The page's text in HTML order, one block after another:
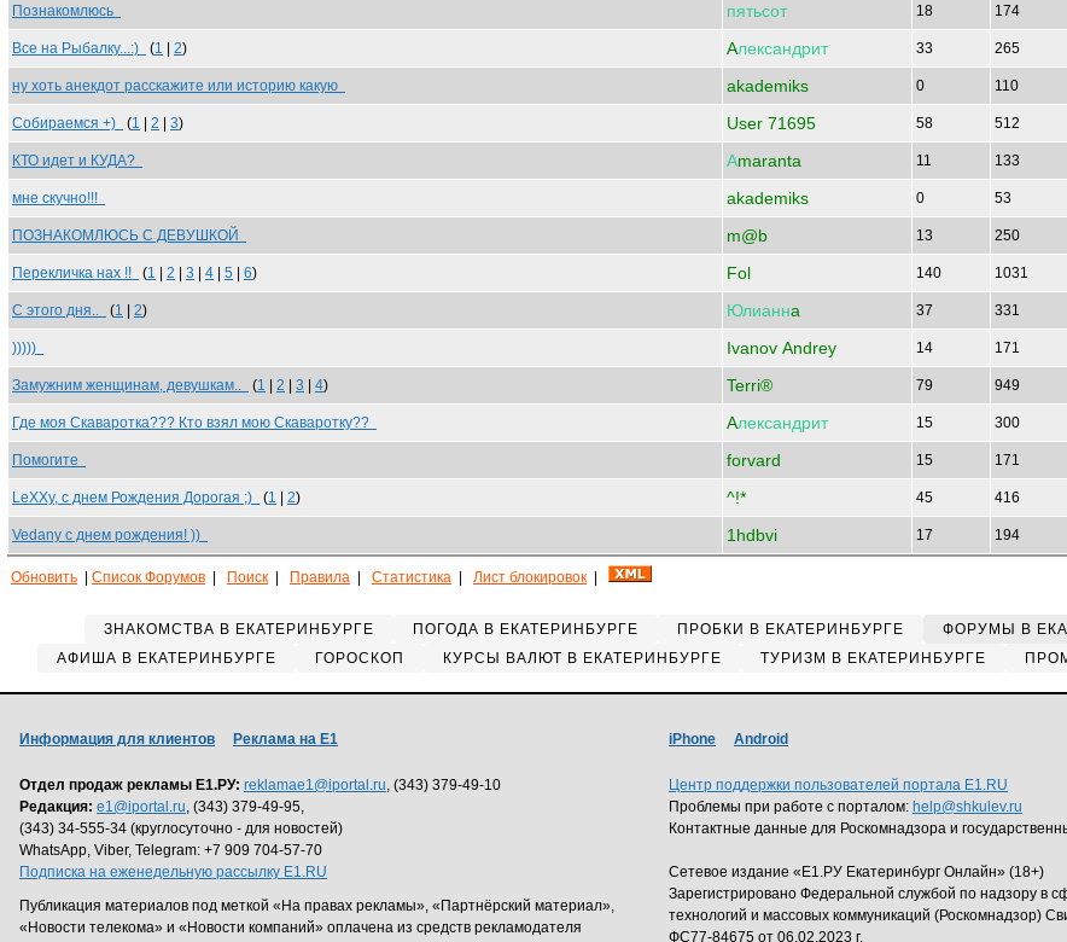
Познакомлюсь пятьсот 18 174
Все на Рыбалку...:) (1 2) Aлександрит 33 265
ну хоть анекдот расскажите или историю какую akademiks 0 110
Собираемся +) (1 2 3) User 71695 58 512
КТО идет и КУДА? Аmaranta 11 133
мне скучно!!! akademiks 0 53
ПОЗНАКОМЛЮСЬ С ДЕВУШКОЙ m@b 13 250
Перекличка нах !! (1 2 3 4 5 6) Fol 140 1031
С этого дня.. (1 2) Юлианнa 37 331
))))) Ivanov Andrey 14 171
Замужним женщинам, девушкам.. (1 2 3 4) Terri® 79 949
Где моя Скаваротка??? Кто взял мою Скаваротку?? Aлександрит 15 300
Помогите forvard 15 171
LeXXy, с днем Рождения Дорогая ;) (1 2) ^!* 45 416
Vedany с днем рождения! )) 1hdbvi 17 194
Обновить Список Форумов Поиск Правила Статистика Лист блокировок
ЗНАКОМСТВА В ЕКАТЕРИНБУРГЕ ПОГОДА В ЕКАТЕРИНБУРГЕ ПРОБКИ В ЕКАТЕРИНБУРГЕ ФОРУМЫ В
АФИША В ЕКАТЕРИНБУРГЕ
ГОРОСКОП КУРСЫ ВАЛЮТ В ЕКАТЕРИНБУРГЕ ТУРИЗМ В ЕКАТЕРИНБУРГЕ
Информация для клиентов Реклама на Е1
Отдел продаж рекламы Е1.РУ: reklamae1@iportal.ru, (343) 379-49-10
Редакция: e1@iportal.ru, (343) 379-49-95,
(343) 34-555-34 (круглосуточно - для новостей)
WhatsApp, Viber, Telegram: +7 909 704-57-70
Подписка на еженедельную рассылку E1.RU
Публикация материалов под меткой «На правах рекламы», «Партнёрский материал»,
«Новости телекома» и «Новости компаний» оплачена из средств рекламодателя
iPhone Android
Центр поддержки пользователей портала E1.RU
Проблемы при работе с порталом: help@shkulev.ru
Контактные данные для Роскомнадзора и
Сетевое издание «Е1.РУ Екатеринбург Онлайн» (18+)
Зарегистрировано Федеральной службой по надзору в
технологий и массовых коммуникаций (Роскомнадзор)
ФС77-84675 от 06.02.2023 г.